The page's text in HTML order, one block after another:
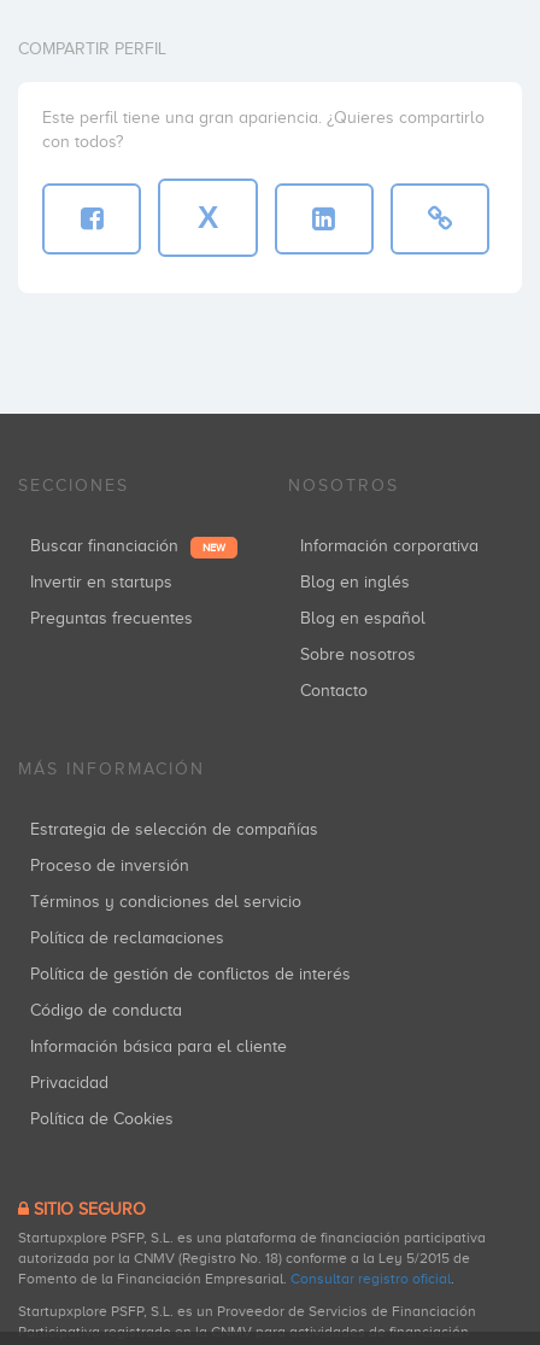
COMPARTIR PERFIL
Este perfil tiene una gran apariencia. ¿Quieres compartirlo
con todos?
X
SECCIONES
Buscar financiación NEW
Invertir en startups
Preguntas frecuentes
NOSOTROS
Información corporativa
Blog en inglés
Blog en español
Sobre nosotros
Contacto
MÁS INFORMACIÓN
Estrategia de selección de compañías
Proceso de inversión
Términos y condiciones del servicio
Política de reclamaciones
Política de gestión de conflictos de interés
Código de conducta
Información básica para el cliente
Privacidad
Política de Cookies
SITIO SEGURO
Startupxplore PSFP, S.L. es una plataforma de financiación participativa
autorizada por la CNMV (Registro No. 18) conforme a la Ley 5/2015 de
Fomento de la Financiación Empresarial. Consultar registro oficial.
Startupxplore PSFP, S.L. es un Proveedor de Servicios de Financiación
Participativa registrado en la CNMV para actividades de financiación